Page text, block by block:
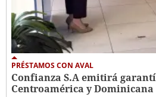
PRÉSTAMOS CON AVAL
Confianza S.A emitirá
Centroamérica y Dominicana